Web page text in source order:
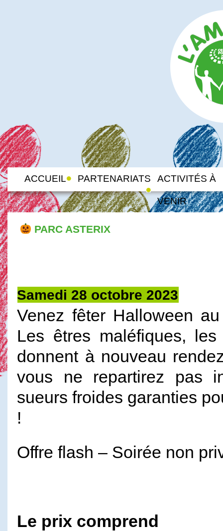
ACCUEIL PARTENARIATS ACTIVITÉS À
VENIR
PARC ASTERIX
Samedi 28 octobre 2023
Venez fêter Halloween
Les êtres maléfiques,
donnent à nouveau
vous ne repartirez pas
sueurs froides garanties
!
Offre flash – Soirée non
Le prix comprend